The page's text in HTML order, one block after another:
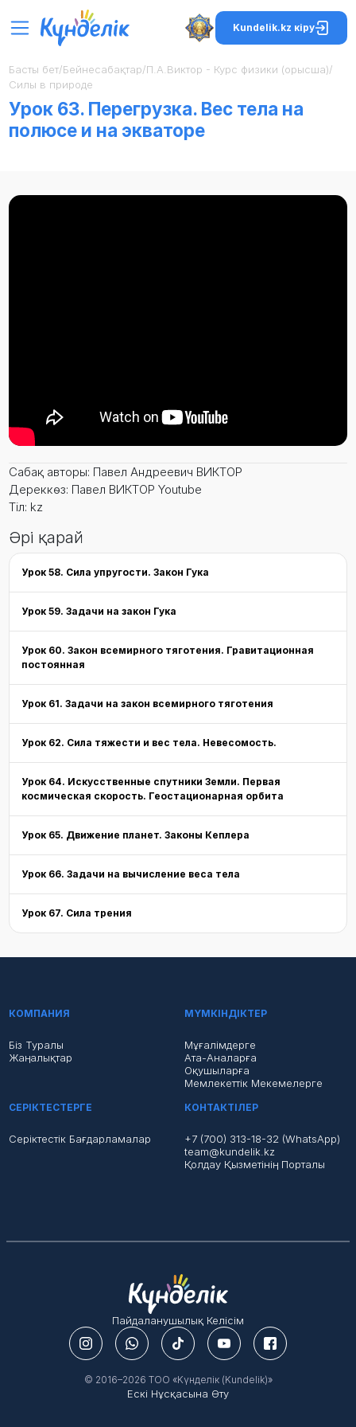
Kundelik.kz кіру
Басты бет/Бейнесабақтар/П.А.Виктор - Курс физики (орысша)/
Силы в природе
Урок 63. Перегрузка. Вес тела на
полюсе и на экваторе
Сабақ авторы: Павел Андреевич ВИКТОР
Дереккөз: Павел ВИКТОР Youtube
Тіл: kz
Әрі қарай
Урок 58. Сила упругости. Закон Гука
Урок 59. Задачи на закон Гука
Урок 60. Закон всемирного тяготения. Гравитационная
постоянная
Урок 61. Задачи на закон всемирного тяготения
Урок 62. Сила тяжести и вес тела. Невесомость.
Урок 64. Искусственные спутники Земли. Первая
космическая скорость. Геостационарная орбита
Урок 65. Движение планет. Законы Кеплера
Урок 66. Задачи на вычисление веса тела
Урок 67. Сила трения
КОМПАНИЯ
Біз Туралы
Жаңалықтар
МҮМКІНДІКТЕР
Мұғалімдерге
Ата-Аналарға
Оқушыларға
Мемлекеттік Мекемелерге
СЕРІКТЕСТЕРГЕ
Серіктестік Бағдарламалар
КОНТАКТІЛЕР
+7 (700) 313-18-32 (WhatsApp)
team@kundelik.kz
Қолдау Қызметінің Порталы
Пайдаланушылық Келісім
© 2016–2026 ТОО «Kүнделік (Kundelik)»
Ескі Нұсқасына Өту